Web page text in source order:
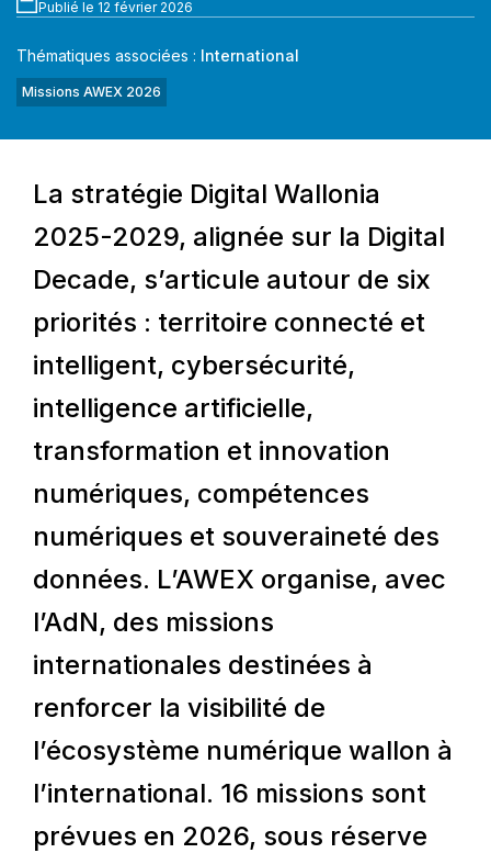
Publié le 12 février 2026
Thématiques associées : International
Missions AWEX 2026
La stratégie Digital Wallonia
2025-2029, alignée sur la Digital
Decade, s’articule autour de six
priorités : territoire connecté et
intelligent, cybersécurité,
intelligence artificielle,
transformation et innovation
numériques, compétences
numériques et souveraineté des
données. L’AWEX organise, avec
l’AdN, des missions
internationales destinées à
renforcer la visibilité de
l’écosystème numérique wallon à
l’international. 16 missions sont
prévues en 2026, sous réserve